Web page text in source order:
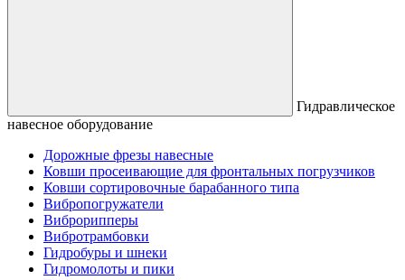
Гидравлическое
навесное оборудование
Дорожные фрезы навесные
Ковши просеивающие для фронтальных погрузчиков
Ковши сортировочные барабанного типа
Вибропогружатели
Виброрипперы
Вибротрамбовки
Гидробуры и шнеки
Гидромолоты и пики